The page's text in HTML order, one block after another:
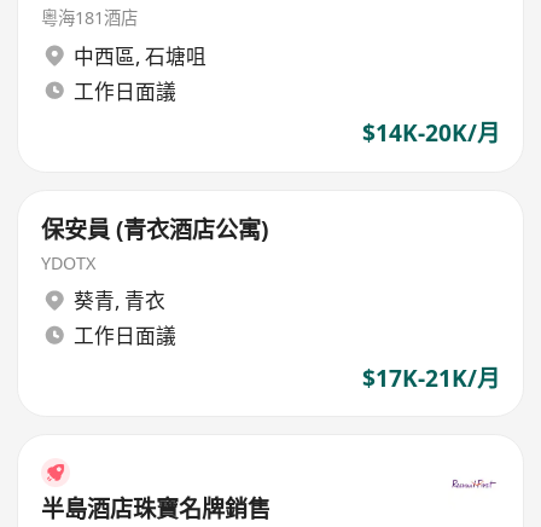
粵海181酒店
中西區, 石塘咀
工作日面議
$14K-20K/月
保安員 (青衣酒店公寓)
YDOTX
葵青, 青衣
工作日面議
$17K-21K/月
半島酒店珠寶名牌銷售